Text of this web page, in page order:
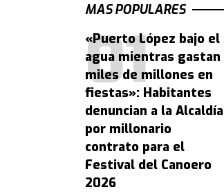
MAS POPULARES
«Puerto López bajo el
agua mientras gastan
miles de millones en
fiestas»: Habitantes
denuncian a la Alcaldía
por millonario
contrato para el
Festival del Canoero
2026